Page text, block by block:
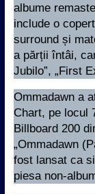
albume
include o
surround și
a părții întâi,
Jubilo”, „First
Ommadawn a
Chart, pe locul
Billboard 200
„Ommadawn
fost lansat ca
piesa non-